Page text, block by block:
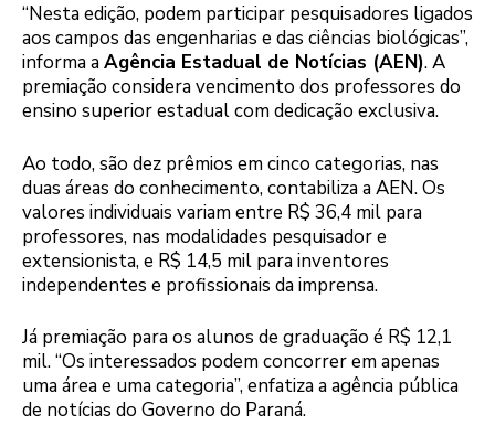
“Nesta edição, podem participar pesquisadores ligados
aos campos das engenharias e das ciências biológicas”,
informa aAgência Estadual de Notícias (AEN). A
premiação considera vencimento dos professores do
ensino superior estadual com dedicação exclusiva.
Ao todo, são dez prêmios em cinco categorias, nas
duas áreas do conhecimento, contabiliza a AEN. Os
valores individuais variam entre R$ 36,4 mil para
professores, nas modalidades pesquisador e
extensionista, e R$ 14,5 mil para inventores
independentes e profissionais da imprensa.
Já premiação para os alunos de graduação é R$ 12,1
mil. “Os interessados podem concorrer em apenas
uma área e uma categoria”, enfatiza a agência pública
de notícias do Governo do Paraná.